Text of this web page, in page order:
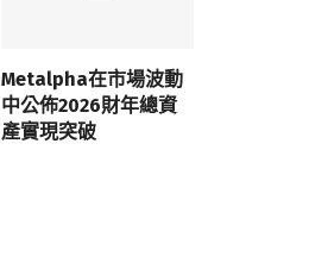
Metalpha在市場波動
中公佈2026財年總資
產實現突破